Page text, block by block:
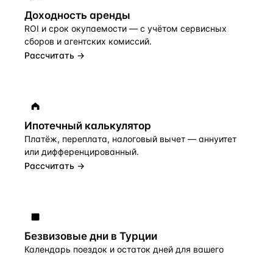
Доходность аренды
ROI и срок окупаемости — с учётом сервисных
сборов и агентских комиссий.
Рассчитать →
Ипотечный калькулятор
Платёж, переплата, налоговый вычет — аннуитет
или дифференцированный.
Рассчитать →
Безвизовые дни в Турции
Календарь поездок и остаток дней для вашего